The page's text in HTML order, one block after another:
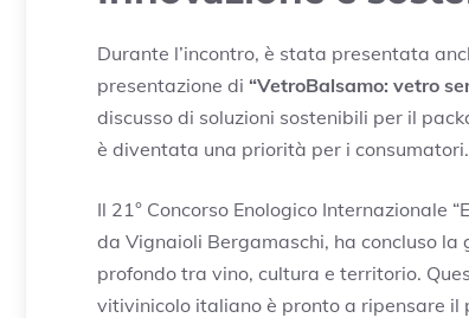
Durante l’incontro, è stata presentata
presentazione di “VetroBalsamo: vetro
discusso di soluzioni sostenibili per il
è diventata una priorità per i consumatori.
Il 21° Concorso Enologico Internazionale
da Vignaioli Bergamaschi, ha concluso
profondo tra vino, cultura e territorio.
vitivinicolo italiano è pronto a ripensare